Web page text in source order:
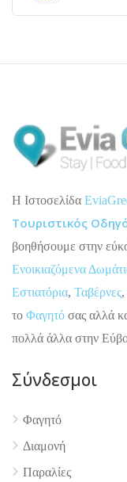
4.9
H Ιστοσελίδα
Τουριστικός
βοηθήσουμε στην
Ενοικιαζόμενα
Εστιατόρια, Ταβέρνες,
το Φαγητό σας αλλά
πολλά άλλα στην
Σύνδεσμοι
Φαγητό
Διαμονή
Παραλίες